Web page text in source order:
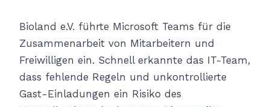
Bioland e.V. führte Microsoft Teams für die
Zusammenarbeit von Mitarbeitern und
Freiwilligen ein. Schnell erkannte das IT-Team,
dass fehlende Regeln und unkontrollierte
Gast-Einladungen ein Risiko des